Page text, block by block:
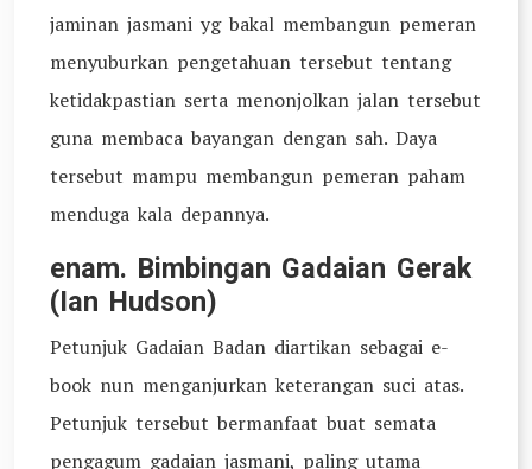
jaminan jasmani yg bakal membangun pemeran
menyuburkan pengetahuan tersebut tentang
ketidakpastian serta menonjolkan jalan tersebut
guna membaca bayangan dengan sah. Daya
tersebut mampu membangun pemeran paham
menduga kala depannya.
enam. Bimbingan Gadaian Gerak
(Ian Hudson)
Petunjuk Gadaian Badan diartikan sebagai e-
book nun menganjurkan keterangan suci atas.
Petunjuk tersebut bermanfaat buat semata
pengagum gadaian jasmani, paling utama